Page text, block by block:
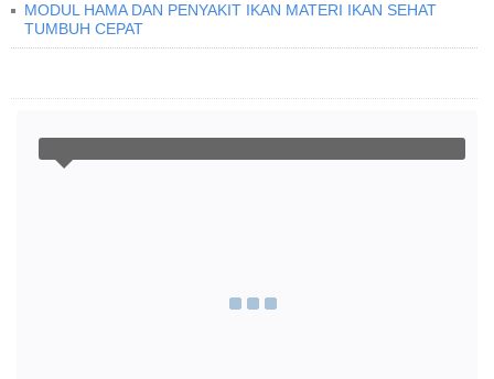
MODUL HAMA DAN PENYAKIT IKAN MATERI IKAN SEHAT
TUMBUH CEPAT